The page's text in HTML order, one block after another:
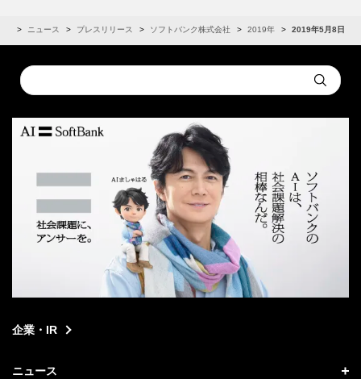
ニュース プレスリリース ソフトバンク株式会社 2019年 2019年5月8日
Conduct
a
Submit
企業・IR
ニュース